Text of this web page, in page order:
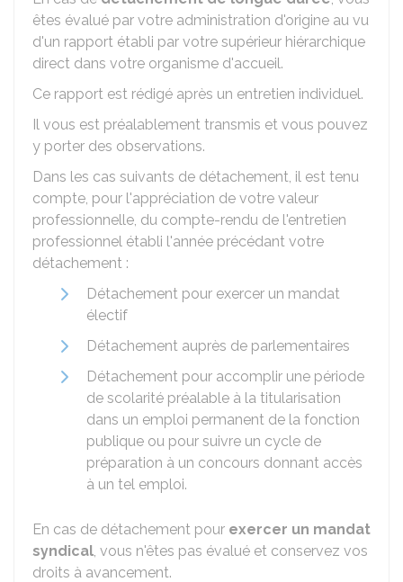
êtes évalué par votre administration d'origine au vu
d'un rapport établi par votre supérieur hiérarchique
direct dans votre organisme d'accueil.
Ce rapport est rédigé après un entretien individuel.
Il vous est préalablement transmis et vous pouvez
y porter des observations.
Dans les cas suivants de détachement, il est tenu
compte, pour l'appréciation de votre valeur
professionnelle, du compte-rendu de l'entretien
professionnel établi l'année précédant votre
détachement :
Détachement pour exercer un mandat
électif
Détachement auprès de parlementaires
Détachement pour accomplir une période
de scolarité préalable à la titularisation
dans un emploi permanent de la fonction
publique ou pour suivre un cycle de
préparation à un concours donnant accès
à un tel emploi.
En cas de détachement pour exercer un mandat
syndical, vous n'êtes pas évalué et conservez vos
droits à avancement.